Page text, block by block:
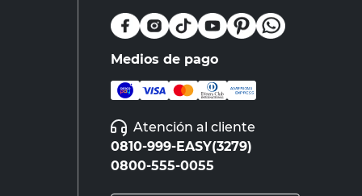
Medios de pago
Atención al cliente
0810-999-EASY(3279)
0800-555-0055